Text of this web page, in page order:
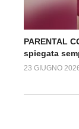
PARENTAL
spiegata
23 GIUGNO